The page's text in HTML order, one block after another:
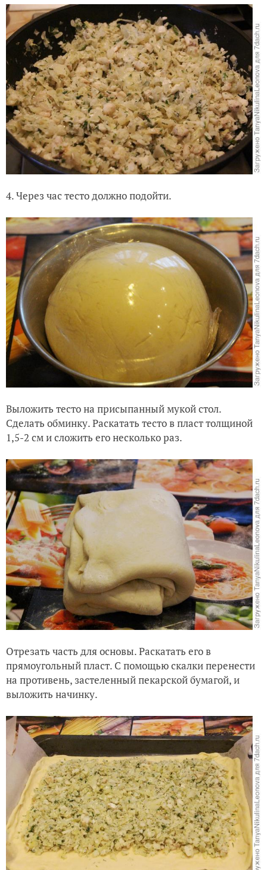
4. Через час тесто должно подойти.
Выложить тесто на присыпанный мукой стол.
Сделать обминку. Раскатать тесто в пласт толщиной
1,5-2 см и сложить его несколько раз.
Отрезать часть для основы. Раскатать его в
прямоугольный пласт. С помощью скалки перенести
на противень, застеленный пекарской бумагой, и
выложить начинку.